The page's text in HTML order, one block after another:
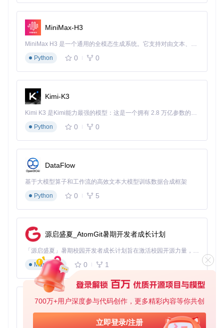
700万+用户深度参与代码创作，更多精彩内容等你共创
立即登录/注册
获取源码
git clone
选择加载器配置
IL2CPP环境：使用
l
t35/MelonLoader.dll
IL2CPP专用适配：
Mono环境支持：
图：UnityExplorer调试界面展示了多面板布局，包括对象浏览
器、属性编辑器和C#代码控制台，支持实时修改游戏对象属性
与执行代码
💻 高级调试技巧与最佳实践
IL2CPP调试优化
类型系统处理
// 使用Il2CppHelper处理IL2CPP类型
MiniMax-H3
MiniMax H3 是一个通用的全模态生成系统。它支持对由文本、图像、视频和音频组成的多模态上下文进行统一理解，并能生成分辨率高达 2K、时长可达 15 秒的带原生立体声音频的视频。得益于面向任务泛化的系统设计，H3 在预训练阶段就已具备广泛的多模态上下文理解与生成能力，能够出色地执行复杂的多模态指令。
Python
0 0
Kimi-K3
Kimi K3 是Kimi能力最强的模型：这是一个拥有 2.8 万亿参数的混合专家（MoE）模型，具备原生视觉理解能力，并支持 100 万 token 的上下文窗口。
Python
0 0
DataFlow
基于大模型算子和工作流的高效文本大模型训练数据合成框架
Python
0 5
源启盛夏_AtomGit暑期开发者成长计划
「源启盛夏」暑期校园开发者成长计划旨在激活校园开源力量，通过积分激励、认证扶持、资源倾斜等形式，引导高校组织和开发者完成「入驻 — 建项目 — 做贡献 — 获认证 — 得资源」的完整闭环。无论你是想带领社团入驻平台的组织者，还是希望用代码贡献证明自己的开发者，都能在这里找到属于你的成长路径。
Markdown
0 1
py-xiaozhi
基于Python的Xiaozhi AI，适用于想要完整Xiaozhi体验而无需拥有专用硬件的用户。